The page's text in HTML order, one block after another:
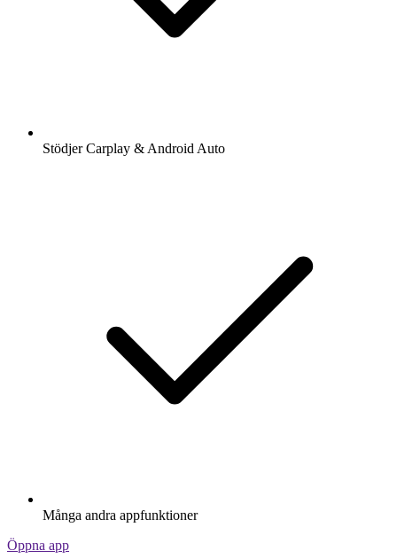
Stödjer Carplay & Android Auto
Många andra appfunktioner
Öppna app